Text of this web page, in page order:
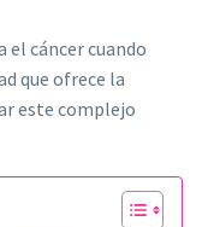
cáncer cuando
que ofrece la
este complejo